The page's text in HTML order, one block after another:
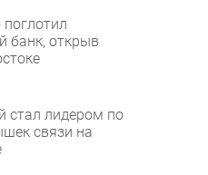
банк, открыв
стал лидером по
связи на